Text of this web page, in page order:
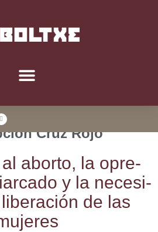
Cruz Rojo
abor­to, la opre­
y la nece­si­
de las